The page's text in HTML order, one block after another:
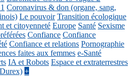
Coronavirus & don (organe, sang,
Le pouvoir Transition écologique
et citoyenneté Europe Santé Sexisme
Confiance Confiance
Confiance et relations Pornographie
faites aux femmes e-Santé
IA et Robots Espace et extraterrestres
+